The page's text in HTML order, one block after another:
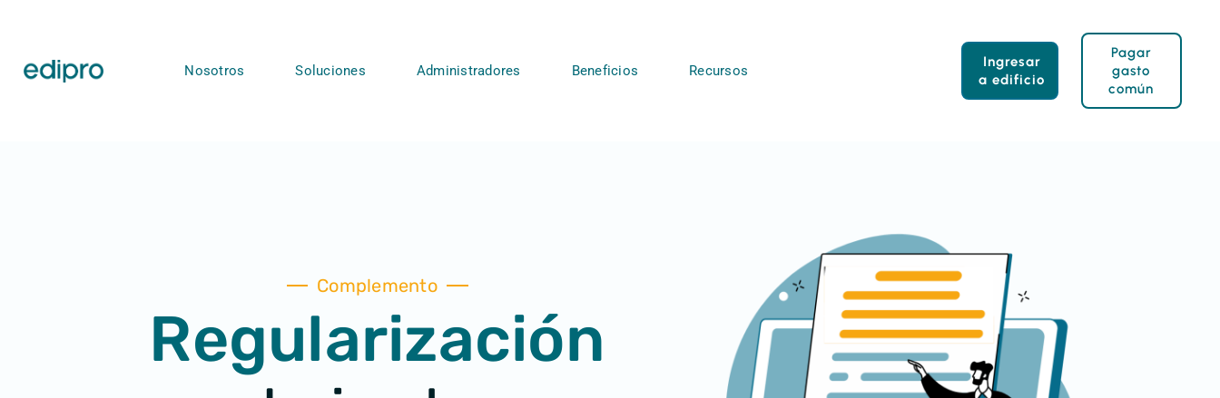
Nosotros Soluciones Administradores Beneficios Recursos
Ingresar
a edificio
Pagar
gasto
común
Complemento
Regularización